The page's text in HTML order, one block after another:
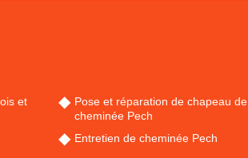
et
Pose et réparation de chapeau de
cheminée Pech
Entretien de cheminée Pech